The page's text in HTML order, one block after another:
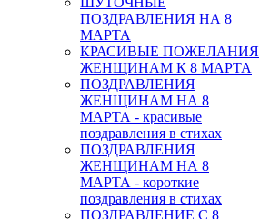
ПОЗДРАВЛЕНИЯ НА 8
МАРТА
КРАСИВЫЕ ПОЖЕЛАНИЯ
ЖЕНЩИНАМ К 8 МАРТА
ПОЗДРАВЛЕНИЯ
ЖЕНЩИНАМ НА 8
МАРТА - красивые
поздравления в стихах
ПОЗДРАВЛЕНИЯ
ЖЕНЩИНАМ НА 8
МАРТА - короткие
поздравления в стихах
ПОЗДРАВЛЕНИЕ С 8